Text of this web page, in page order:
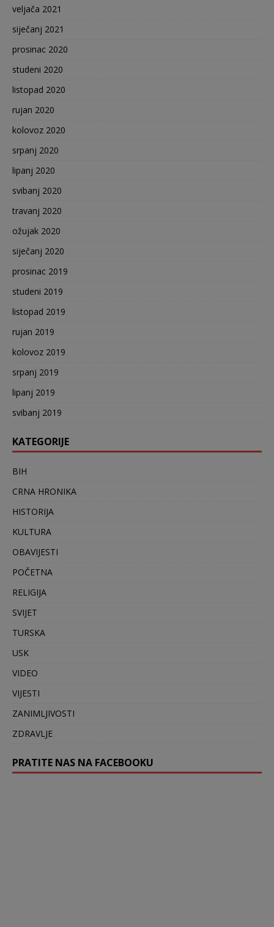
veljača 2021
siječanj 2021
prosinac 2020
studeni 2020
listopad 2020
rujan 2020
kolovoz 2020
srpanj 2020
lipanj 2020
svibanj 2020
travanj 2020
ožujak 2020
siječanj 2020
prosinac 2019
studeni 2019
listopad 2019
rujan 2019
kolovoz 2019
srpanj 2019
lipanj 2019
svibanj 2019
KATEGORIJE
BIH
CRNA HRONIKA
HISTORIJA
KULTURA
OBAVIJESTI
POČETNA
RELIGIJA
SVIJET
TURSKA
USK
VIDEO
VIJESTI
ZANIMLJIVOSTI
ZDRAVLJE
PRATITE NAS NA FACEBOOKU